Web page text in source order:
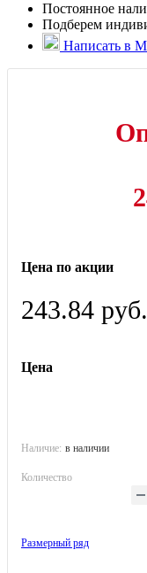
Постоянное
Подберем
Написать в
Цена по акции
243.84 руб.
Цена
Наличие: в наличии
Количество
Размерный ряд